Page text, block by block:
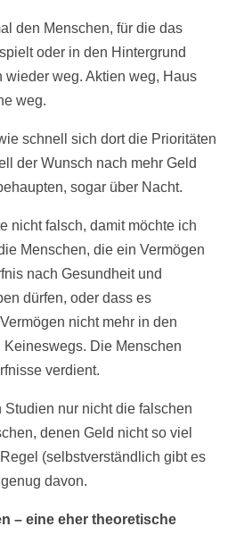
den Menschen, für die das
oder in den Hintergrund
wieder weg. Aktien weg, Haus
weg.
schnell sich dort die Prioritäten
der Wunsch nach mehr Geld
sogar über Nacht.
nicht falsch, damit möchte ich
Menschen, die ein Vermögen
nach Gesundheit und
dürfen, oder dass es
nicht mehr in den
Die Menschen
verdient.
nur nicht die falschen
denen Geld nicht so viel
(selbstverständlich gibt es
davon.
– eine eher theoretische